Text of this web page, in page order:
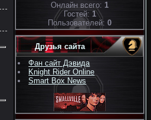
Онлайн всего: 1
Гостей: 1
Пользователей: 0
Друзья сайта
Фан сайт Дэвида
Knight Rider Online
Smart Box News